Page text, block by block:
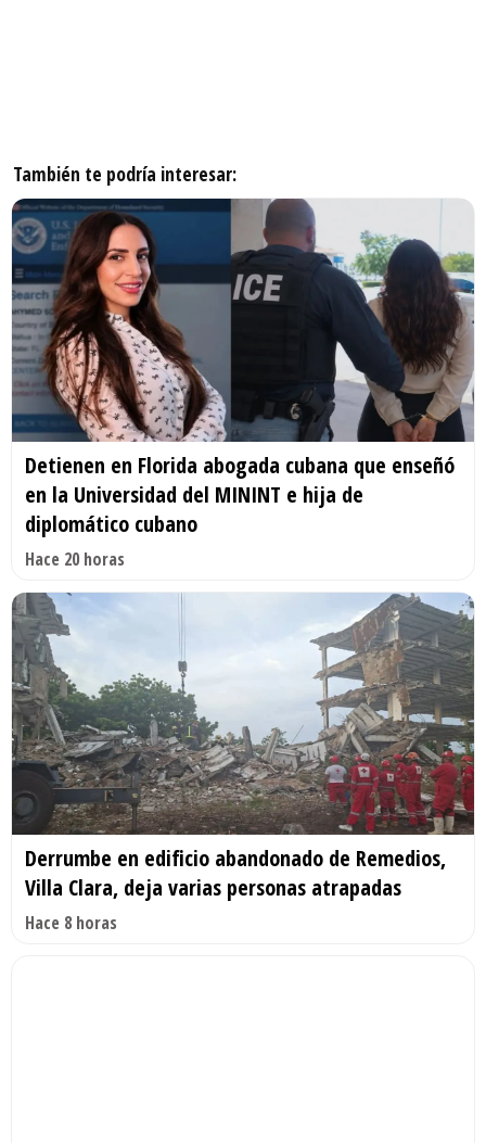
También te podría interesar:
Detienen en Florida abogada cubana que enseñó
en la Universidad del MININT e hija de
diplomático cubano
Hace 20 horas
Derrumbe en edificio abandonado de Remedios,
Villa Clara, deja varias personas atrapadas
Hace 8 horas